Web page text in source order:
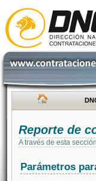
Reporte de
A través de esta
Parámetros